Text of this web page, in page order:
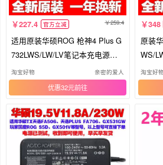
227.4 官方立减 259.4
适用原装华硕ROG 枪神4 Plus G
732LWS/LW/LV笔记本充电源适
配器线
淘宝好物 亲密的爱人
优惠32元
348
原装
WS/
线230W
淘宝好物